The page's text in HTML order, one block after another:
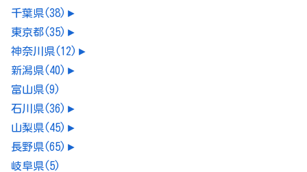
千葉県(38) ►
東京都(35) ►
神奈川県(12) ►
新潟県(40) ►
富山県(9)
石川県(36) ►
山梨県(45) ►
長野県(65) ►
岐阜県(5)